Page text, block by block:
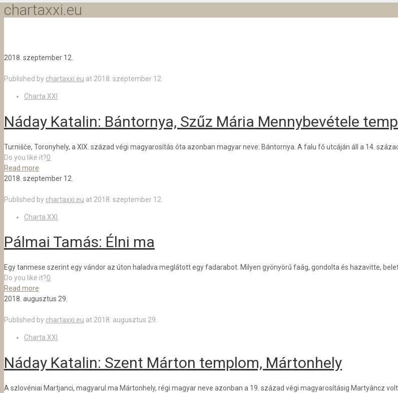
chartaxxi.eu
2018. szeptember 12.
Published by chartaxxi.eu at 2018. szeptember 12.
Charta XXI
Náday Katalin: Bántornya, Szűz Mária Mennybevétele
Turnišče, Toronyhely, a XIX. század végi magyarosítás óta azonban magyar neve: Bántornya. A falu fő utcáján áll a 14.
Do you like it?0
Read more
2018. szeptember 12.
Published by chartaxxi.eu at 2018. szeptember 12.
Charta XXI
Pálmai Tamás: Élni ma
Egy tanmese szerint egy vándor az úton haladva meglátott egy fadarabot. Milyen gyönyörű faág, gondolta és hazavitte,
Do you like it?0
Read more
2018. augusztus 29.
Published by chartaxxi.eu at 2018. augusztus 29.
Charta XXI
Náday Katalin: Szent Márton templom, Mártonhely
A szlovéniai Martjanci, magyarul ma Mártonhely, régi magyar neve azonban a 19. század végi magyarosításig Martyáncz